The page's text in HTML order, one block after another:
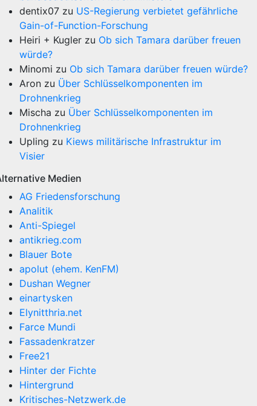
dentix07 zu US-Regierung verbietet gefährliche
Gain-of-Function-Forschung
Heiri + Kugler zu Ob sich Tamara darüber freuen
würde?
Minomi zu Ob sich Tamara darüber freuen würde?
Aron zu Über Schlüsselkomponenten im
Drohnenkrieg
Mischa zu Über Schlüsselkomponenten im
Drohnenkrieg
Upling zu Kiews militärische Infrastruktur im
Visier
Medien
AG Friedensforschung
Analitik
Anti-Spiegel
antikrieg.com
Blauer Bote
apolut (ehem. KenFM)
Dushan Wegner
einartysken
Elynitthria.net
Farce Mundi
Fassadenkratzer
Free21
Hinter der Fichte
Hintergrund
Kritisches-Netzwerk.de